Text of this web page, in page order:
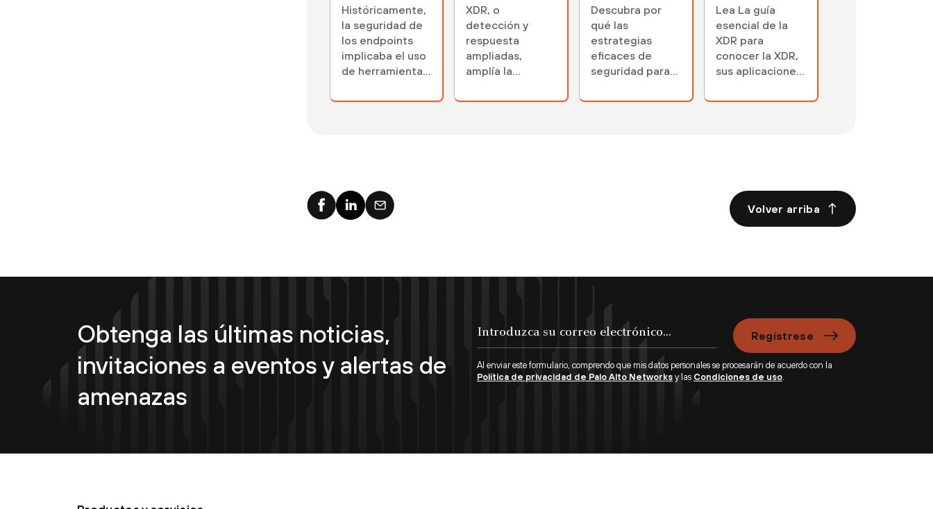
Históricamente,
la seguridad de
los endpoints
implicaba el uso
de herramientas
ineficaces. Lea
Cortex (XDR)?
XDR, o
detección y
respuesta
ampliadas,
amplía la
respuesta de
Descubra por
qué las
estrategias
eficaces de
seguridad para
más allá de las
(XDR)
Lea La guía
esencial de la
XDR para
conocer la XDR,
sus aplicaciones
cómo invertir en
Volver arriba
Obtenga las últimas noticias,
invitaciones a eventos y alertas de
amenazas
Regístrese
Al enviar este formulario, comprendo que mis datos personales se procesarán de acuerdo con la
Política de privacidad de Palo Alto Networks y las Condiciones de uso.